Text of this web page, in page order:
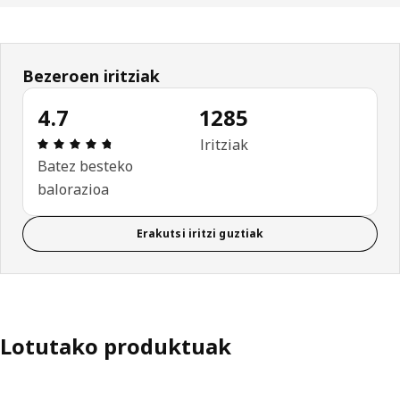
Bezeroen iritziak
4.7
Aipamena: 4.7 / 5 izar. Berrikuspen osoak: 1285
Batez besteko
balorazioa
1285
Iritziak
Erakutsi iritzi guztiak
Lotutako produktuak